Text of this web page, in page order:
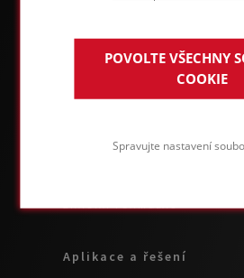
POVOLTE VŠECHNY
COOKIE
Spravujte nastavení
Aplikace a řešení